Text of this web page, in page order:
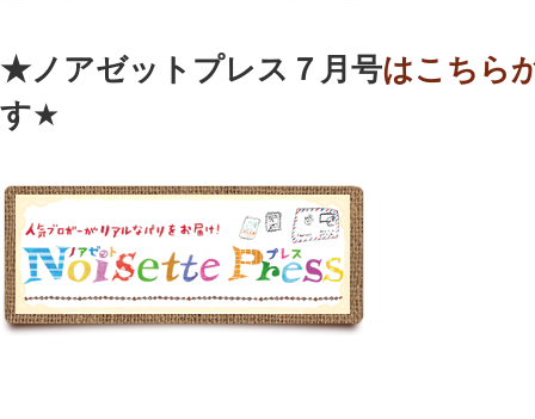
★ノアゼットプレス７月号はこちら
す★